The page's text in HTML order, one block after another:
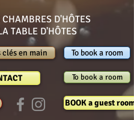
CHAMBRES D'HÔTES
TABLE D'HÔTES
clés en main To book a room
To book a room
BOOK a guest room